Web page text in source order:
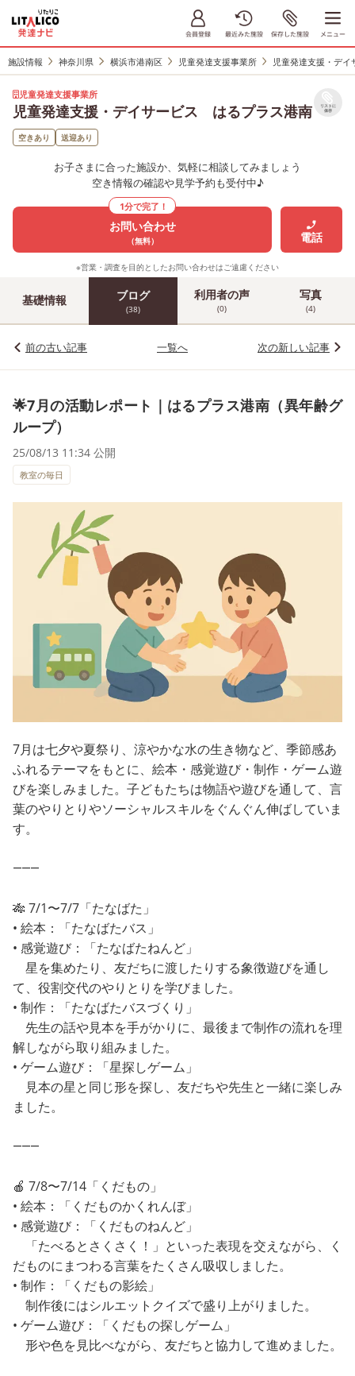
施設情報 神奈川県 横浜市港南区 児童発達支援事業所 児童発達支援・デ
児童発達支援事業所
児童発達支援・デイサービス はるプラス港南 リストに
保存
空きあり 送迎あり
お子さまに合った施設か、気軽に相談してみましょう
空き情報の確認や見学予約も受付中♪
1分で完了！
お問い合わせ
（無料） 電話
※営業・調査を目的としたお問い合わせはご遠慮ください
基礎情報 ブログ
(38)
利用者の声
(0)
写真
(4)
前の古い記事 一覧へ 次の新しい記事
🌟7月の活動レポート｜はるプラス港南（異年齢グ
ループ）
25/08/13 11:34 公開
教室の毎日
7月は七夕や夏祭り、涼やかな水の生き物など、季節感あ
ふれるテーマをもとに、絵本・感覚遊び・制作・ゲーム遊
びを楽しみました。子どもたちは物語や遊びを通して、言
葉のやりとりやソーシャルスキルをぐんぐん伸ばしていま
す。
⸻
🎋 7/1〜7/7「たなばた」
• 絵本：「たなばたバス」
• 感覚遊び：「たなばたねんど」
星を集めたり、友だちに渡したりする象徴遊びを通し
て、役割交代のやりとりを学びました。
• 制作：「たなばたバスづくり」
先生の話や見本を手がかりに、最後まで制作の流れを理
解しながら取り組みました。
• ゲーム遊び：「星探しゲーム」
見本の星と同じ形を探し、友だちや先生と一緒に楽しみ
ました。
⸻
🍎 7/8〜7/14「くだもの」
• 絵本：「くだものかくれんぼ」
• 感覚遊び：「くだものねんど」
「たべるとさくさく！」といった表現を交えながら、く
だものにまつわる言葉をたくさん吸収しました。
• 制作：「くだもの影絵」
制作後にはシルエットクイズで盛り上がりました。
• ゲーム遊び：「くだもの探しゲーム」
形や色を見比べながら、友だちと協力して進めました。